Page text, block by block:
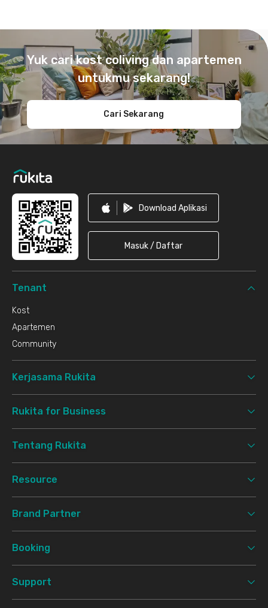
Yuk cari kost coliving dan apartemen
untukmu sekarang!
Cari Sekarang
Download Aplikasi
Masuk / Daftar
Tenant
Kost
Apartemen
Community
Kerjasama Rukita
Rukita for Business
Tentang Rukita
Resource
Brand Partner
Booking
Support